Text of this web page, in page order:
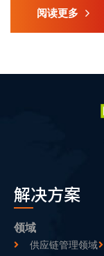
阅读更多
解决方案
领域
供应链管理领域